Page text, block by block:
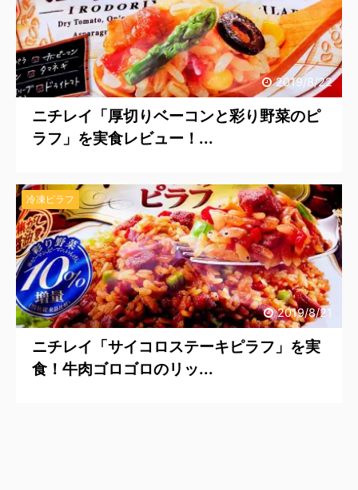
2019/8/22
ニチレイ「厚切りベーコンと彩り野菜のピ
ラフ」を実食レビュー！...
2019/8/21
冷凍ピラフ
ニチレイ「サイコロステーキピラフ」を実
食！牛肉ゴロゴロのリッ...